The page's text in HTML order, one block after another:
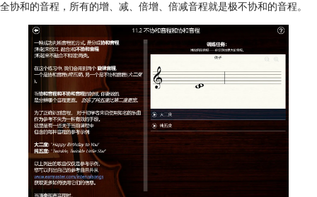
全协和的音程，所有的增、减、倍增、倍减音程就是极不协和的音程。